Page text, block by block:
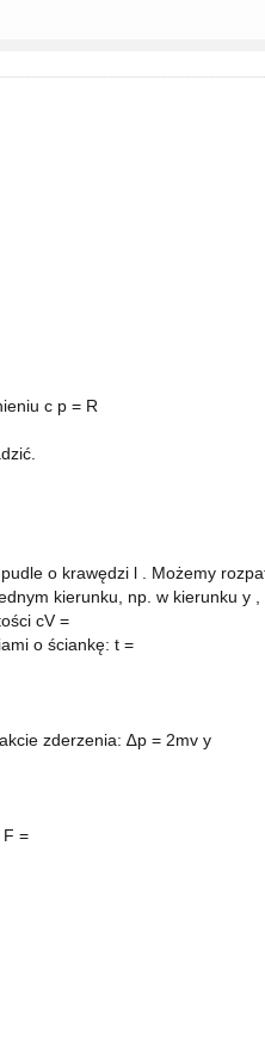
c p = R
o krawędzi l . Możemy
kierunku, np. w kierunku y
cV =
o ściankę: t =
zderzenia: ∆p = 2mv y
F =